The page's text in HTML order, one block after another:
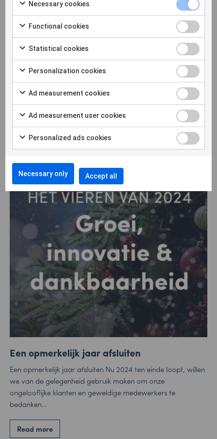
Kom naar de Lente 2025 Beurs!
Laten we bijpraten op een beurs! We maken ons op voor een
spannende lente waarin ons team aanwezig zal zijn op
verschillende belangrijke branche-evenementen. Of…
Read more
Een opmerkelijk jaar afsluiten
Een opmerkelijk jaar afsluiten Nu 2024 ten einde loopt, willen
we van de gelegenheid gebruik maken om onze
ongelooflijke klanten en geweldige medewerkers te
bedanken…
Read more
Necessary cookies
Functional cookies
Statistical cookies
Personalization cookies
Ad measurement cookies
Ad measurement user cookies
Personalized ads cookies
Necessary only Accept all